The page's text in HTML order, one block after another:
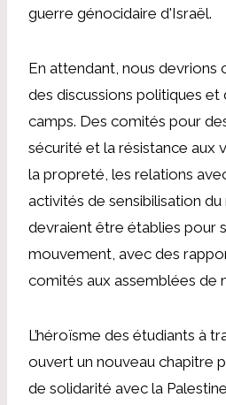
guerre génocidaire d'Israël.
En attendant, nous devrions
des discussions politiques et
camps. Des comités pour
sécurité et la résistance aux
la propreté, les relations
activités de sensibilisation
devraient être établies pour
mouvement, avec des
comités aux assemblées de
L’héroïsme des étudiants à
ouvert un nouveau chapitre
de solidarité avec la